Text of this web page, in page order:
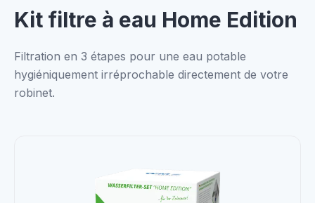
Kit filtre à eau Home Edition
Filtration en 3 étapes pour une eau potable
hygiéniquement irréprochable directement de votre
robinet.